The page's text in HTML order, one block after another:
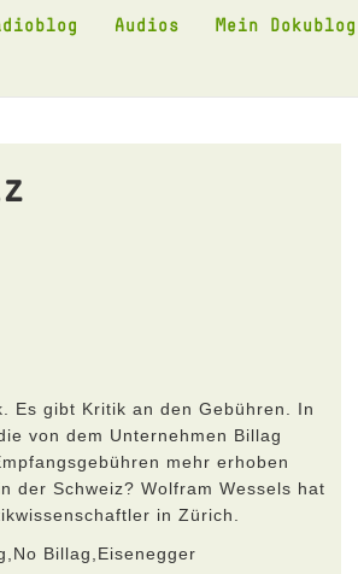
Audios Mein Dokublog
Es gibt Kritik an den Gebühren. In
von dem Unternehmen Billag
mehr erhoben
der Schweiz? Wolfram Wessels hat
in Zürich.
Billag,Eisenegger